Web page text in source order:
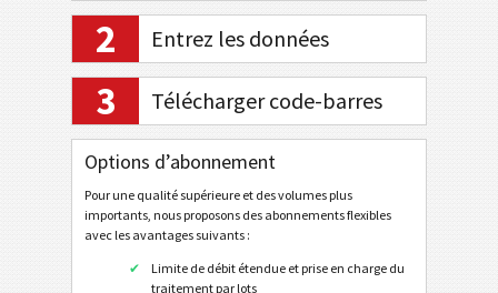
Banque électronique / SEPA
Tagging mobile
QR Code
Data Matrix
URL
Appeler le numéro de téléphone
2 Entrez les données
3 Télécharger code-barres
Options d’abonnement
Pour une qualité supérieure et des volumes plus
importants, nous proposons des abonnements flexibles
avec les avantages suivants :
Limite de débit étendue et prise en charge du
traitement par lots